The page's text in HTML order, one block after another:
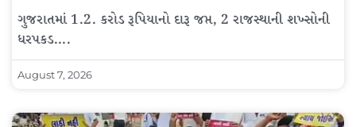
ગુજરાતમાં 1.2. કરોડ રૂપિયાનો દારૂ જપ્ત, 2 રાજસ્થાની શખ્સોની
ધરપકડ….
August 7, 2026